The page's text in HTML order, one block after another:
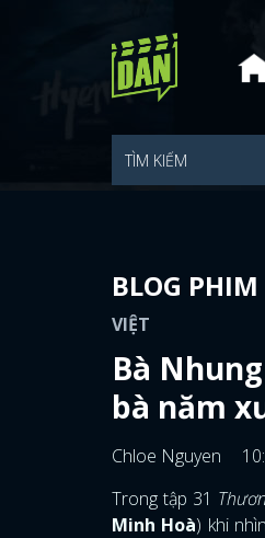
BLOG PHIM
VIỆT
Bà
bà năm
Chloe Nguyen
Trong tập 31
Minh Hoà) khi